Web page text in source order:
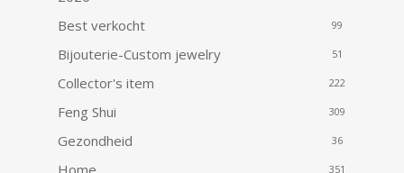
Best verkocht 99
Bijouterie-Custom jewelry 51
Collector's item 222
Feng Shui 309
Gezondheid 36
Home 351